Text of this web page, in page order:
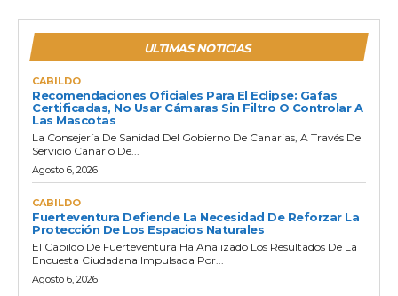
ULTIMAS NOTICIAS
CABILDO
Recomendaciones Oficiales Para El Eclipse: Gafas
Certificadas, No Usar Cámaras Sin Filtro O Controlar A
Las Mascotas
La Consejería De Sanidad Del Gobierno De Canarias, A Través Del
Servicio Canario De...
Agosto 6, 2026
CABILDO
Fuerteventura Defiende La Necesidad De Reforzar La
Protección De Los Espacios Naturales
El Cabildo De Fuerteventura Ha Analizado Los Resultados De La
Encuesta Ciudadana Impulsada Por...
Agosto 6, 2026